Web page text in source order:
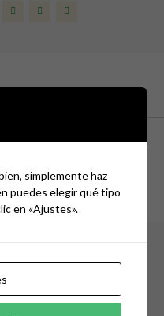
simplemente haz
puedes elegir qué tipo
en «Ajustes».